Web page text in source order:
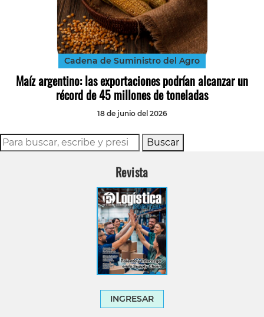
Cadena de Suministro del Agro
Maíz argentino: las exportaciones podrían alcanzar un
récord de 45 millones de toneladas
18 de junio del 2026
Buscar
Revista
INGRESAR